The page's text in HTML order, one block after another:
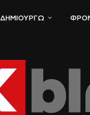
ΔΗΜΙΟΥΡΓΏ